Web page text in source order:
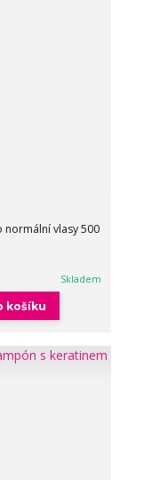
vlasy 500
Skladem
košíku